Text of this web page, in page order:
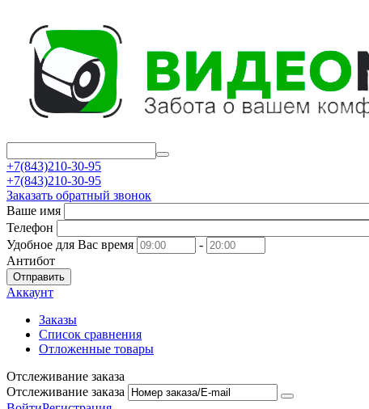
+7(843)210-30-95
+7(843)210-30-95
Заказать обратный звонок
Ваше имя
Телефон
Удобное для Вас время
-
Антибот
Отправить
Аккаунт
Заказы
Список сравнения
Отложенные товары
Отслеживание заказа
Отслеживание заказа